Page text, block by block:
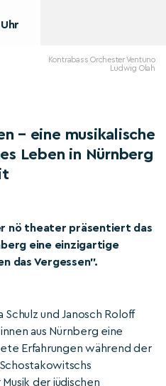
Kontrabass Orchester Ventuno
Ludwig Olah
– eine musikalische
Leben in Nürnberg
nö theater präsentiert das
eine einzigartige
das Vergessen”.
Schulz und Janosch Roloff
aus Nürnberg eine
Erfahrungen während der
der jüdischen